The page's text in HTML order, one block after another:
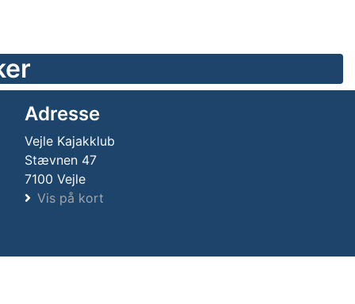
Adresse
Vejle Kajakklub
Stævnen 47
7100 Vejle
Vis på kort